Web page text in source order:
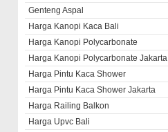
Genteng Aspal
Harga Kanopi Kaca Bali
Harga Kanopi Polycarbonate
Harga Kanopi Polycarbonate Jakarta
Harga Pintu Kaca Shower
Harga Pintu Kaca Shower Jakarta
Harga Railing Balkon
Harga Upvc Bali